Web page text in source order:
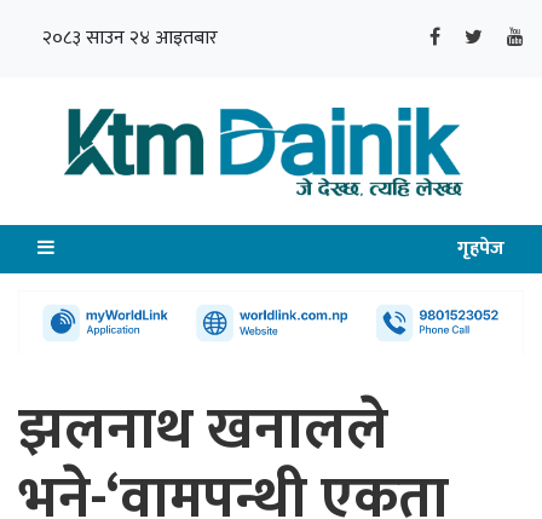
२०८३ साउन २४ आइतबार
गृहपेज
झलनाथ खनालले
भने-‘वामपन्थी एकता